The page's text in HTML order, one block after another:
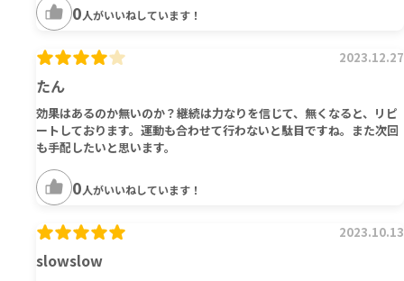
0人がいいねしています！
たん
2023.12.27
効果はあるのか無いのか？継続は力なりを信じて、無くなると、リピ
ートしております。運動も合わせて行わないと駄目ですね。また次回
も手配したいと思います。
0人がいいねしています！
slowslow
2023.10.13